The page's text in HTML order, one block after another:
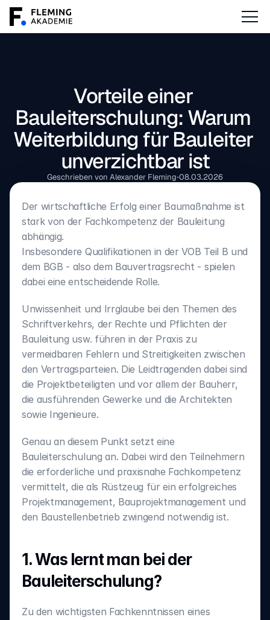
Vorteile einer
Bauleiterschulung: Warum
Weiterbildung für Bauleiter
unverzichtbar ist
Geschrieben von Alexander Fleming•08.03.2026
Der wirtschaftliche Erfolg einer Baumaßnahme ist
stark von der Fachkompetenz der Bauleitung
abhängig.
Insbesondere Qualifikationen in der VOB Teil B und
dem BGB - also dem Bauvertragsrecht - spielen
dabei eine entscheidende Rolle.
Unwissenheit und Irrglaube bei den Themen des
Schriftverkehrs, der Rechte und Pflichten der
Bauleitung usw. führen in der Praxis zu
vermeidbaren Fehlern und Streitigkeiten zwischen
den Vertragsparteien. Die Leidtragenden dabei sind
die Projektbeteiligten und vor allem der Bauherr,
die ausführenden Gewerke und die Architekten
sowie Ingenieure.
Genau an diesem Punkt setzt eine
Bauleiterschulung an. Dabei wird den Teilnehmern
die erforderliche und praxisnahe Fachkompetenz
vermittelt, die als Rüstzeug für ein erfolgreiches
Projektmanagement, Bauprojektmanagement und
den Baustellenbetrieb zwingend notwendig ist.
1. Was lernt man bei der
Bauleiterschulung?
Zu den wichtigsten Fachkenntnissen eines